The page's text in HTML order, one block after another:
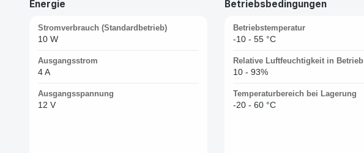
Energie
Stromverbrauch (Standardbetrieb)
10 W
Ausgangsstrom
4 A
Ausgangsspannung
12 V
Betriebsbedingungen
Betriebstemperatur
-10 - 55 °C
Relative Luftfeuchtigkeit in Betrieb
10 - 93%
Temperaturbereich bei Lagerung
-20 - 60 °C